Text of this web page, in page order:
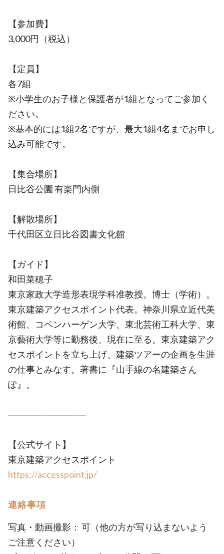
【参加費】
3,000円（税込）
【定員】
各7組
※小学生のお子様と保護者が1組となってご参加く
ださい。
※基本的には1組2名ですが、最大1組4名までお申し
込み可能です。
【集合場所】
日比谷公園 有楽門内側
【解散場所】
千代田区立日比谷図書文化館
【ガイド】
和田菜穂子
東京家政大学造形表現学科准教授。博士（学術）。
東京建築アクセスポイント代表。神奈川県立近代美
術館、コペンハーゲン大学、東北芸術工科大学、東
京藝術大学等に勤務後、現在に至る。東京建築アク
セスポイントを立ち上げ、建築ツアーの企画を生涯
の仕事とみなす。著書に『山手線の名建築さん
ぽ』。
────────────
【公式サイト】
東京建築アクセスポイント
https://accesspoint.jp/
連絡事項
写真・動画撮影： 可（他の方が写り込まないよう
ご注意ください）